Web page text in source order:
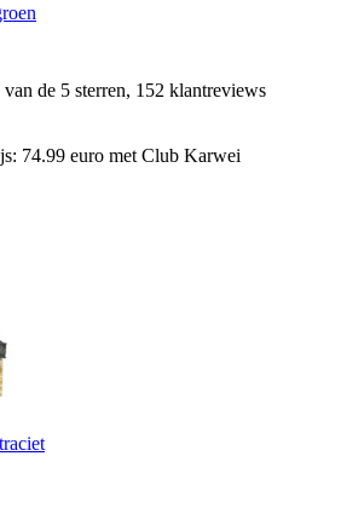
de 5 sterren, 152 klantreviews
74.99 euro met Club Karwei